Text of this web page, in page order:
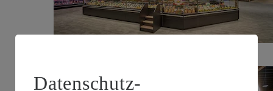
Datenschutz-